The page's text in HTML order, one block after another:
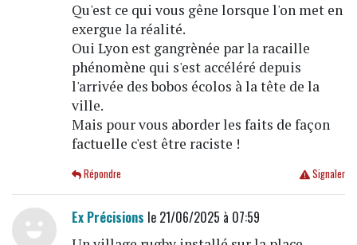
Qu'est ce qui vous gêne lorsque l'on met en
exergue la réalité.
Oui Lyon est gangrènée par la racaille
phénomène qui s'est accéléré depuis
l'arrivée des bobos écolos à la tête de la
ville.
Mais pour vous aborder les faits de façon
factuelle c'est être raciste !
Signaler
Répondre
Ex Précisions le 21/06/2025 à 07:59